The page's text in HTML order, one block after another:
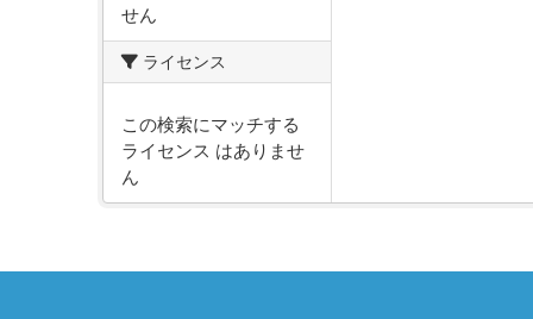
せん
ライセンス
この検索にマッチする
ライセンス はありませ
ん